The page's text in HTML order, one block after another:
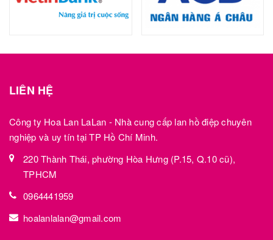
LIÊN HỆ
Công ty Hoa Lan LaLan - Nhà cung cấp lan hồ điệp chuyên
nghiệp và uy tín tại TP Hồ Chí Minh.
220 Thành Thái, phường Hòa Hưng (P.15, Q.10 cũ),
TPHCM
0964441959
hoalanlalan@gmail.com